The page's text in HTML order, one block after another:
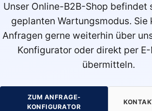
Unser Online-B2B-Shop befindet
geplanten Wartungsmodus. Sie
Anfragen gerne weiterhin über
Konfigurator oder direkt per
übermitteln.
ZUM ANFRAGE-
KONFIGURATOR